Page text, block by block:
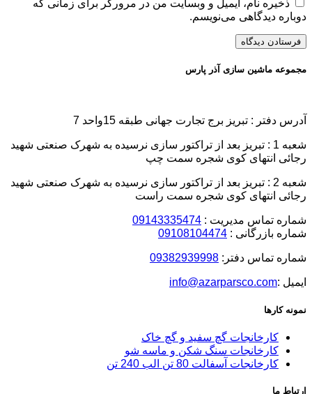
ذخیره نام، ایمیل و وبسایت من در مرورگر برای زمانی که
دوباره دیدگاهی می‌نویسم.
مجموعه ماشین سازی آذر پارس
آدرس دفتر : تبریز برج تجارت جهانی طبقه 15واحد 7
شعبه 1 : تبریز بعد از تراکتور سازی نرسیده به شهرک صنعتی شهید
رجائی انتهای کوی شجره سمت چپ
شعبه 2 : تبریز بعد از تراکتور سازی نرسیده به شهرک صنعتی شهید
رجائی انتهای کوی شجره سمت راست
شماره تماس مدیریت : 09143335474
شماره بازرگانی : 09108104474
شماره تماس دفتر: 09382939998
ایمیل :info@azarparsco.com
نمونه کارها
کارخانجات گچ سفید و گچ خاک
کارخانجات سنگ شکن و ماسه شو
کارخانجات آسفالت 80 تن الب 240 تن
ارتباط ما